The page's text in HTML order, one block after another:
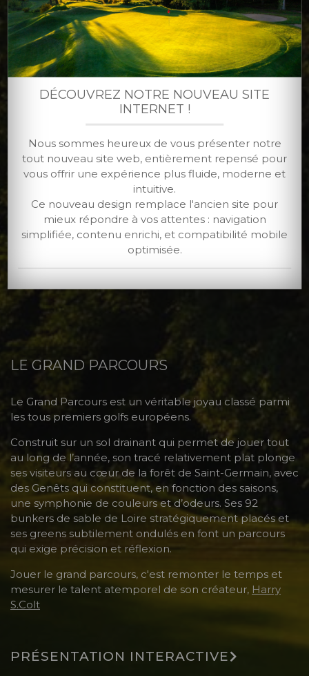
LE GRAND PARCOURS
Le Grand Parcours est un véritable joyau classé parmi
les tous premiers golfs européens.
Construit sur un sol drainant qui permet de jouer tout
au long de l’année, son tracé relativement plat plonge
ses visiteurs au cœur de la forêt de Saint-Germain, avec
des Genêts qui constituent, en fonction des saisons,
une symphonie de couleurs et d’odeurs. Ses 92
bunkers de sable de Loire stratégiquement placés et
ses greens subtilement ondulés en font un parcours
qui exige précision et réflexion.
Jouer le grand parcours, c'est remonter le temps et
mesurer le talent atemporel de son créateur, Harry
S.Colt
PRÉSENTATION INTERACTIVE
DÉCOUVREZ NOTRE NOUVEAU SITE
INTERNET !
Nous sommes heureux de vous présenter notre
tout nouveau site web, entièrement repensé pour
vous offrir une expérience plus fluide, moderne et
intuitive.
Ce nouveau design remplace l'ancien site pour
mieux répondre à vos attentes : navigation
simplifiée, contenu enrichi, et compatibilité mobile
optimisée.